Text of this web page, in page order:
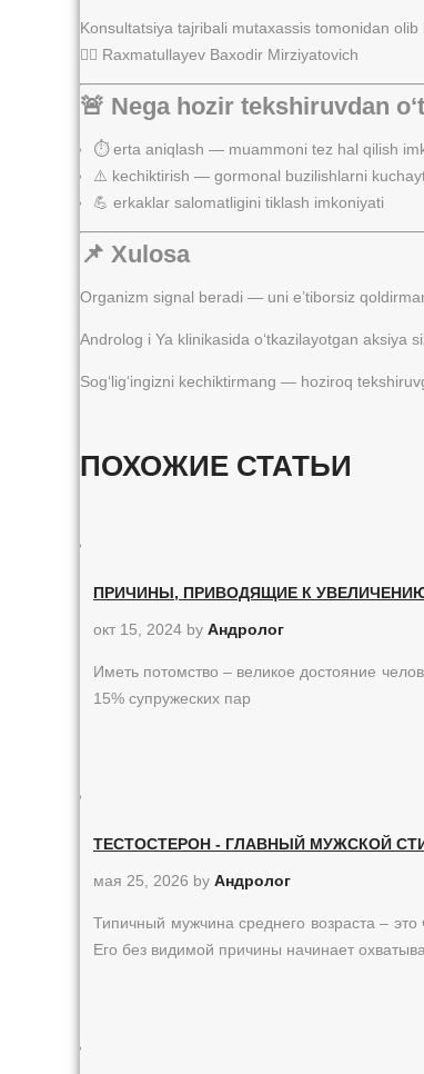
Konsultatsiya tajribali mutaxassis tomonidan olib
👨‍⚕️ Raxmatullayev Baxodir Mirziyatovich
🚨 Nega hozir tekshiruvdan
⏱️ erta aniqlash — muammoni tez hal qilish
⚠️ kechiktirish — gormonal buzilishlarni
💪 erkaklar salomatligini tiklash imkoniyati
📌 Xulosa
Organizm signal beradi — uni e’tiborsiz
Androlog i Ya klinikasida o‘tkazilayotgan aksiya
Sog‘lig‘ingizni kechiktirmang — hoziroq
ПОХОЖИЕ СТАТЬИ
ПРИЧИНЫ, ПРИВОДЯЩИЕ К
окт 15, 2024 by Андролог
Иметь потомство – великое достояние
15% супружеских пар
ТЕСТОСТЕРОН - ГЛАВНЫЙ МУЖСКОЙ
мая 25, 2026 by Андролог
Типичный мужчина среднего возраста –
Его без видимой причины начинает